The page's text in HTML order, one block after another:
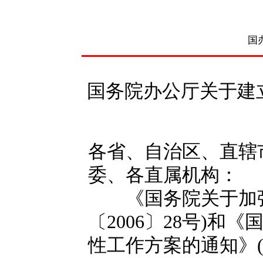
国
国务院办公厅关于
各省、自治区、直
委、各直属机构：
《国务院关于加
〔2006〕28号)和《
性工作方案的通知》